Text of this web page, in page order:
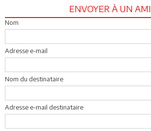
ENVOYER À UN AMI
Nom
Adresse e-mail
Nom du destinataire
Adresse e-mail destinataire